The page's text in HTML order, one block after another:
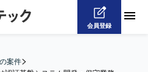
会員登録
案件>